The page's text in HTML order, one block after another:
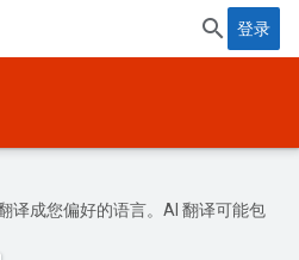
登录
译成您偏好的语言。AI 翻译可能包